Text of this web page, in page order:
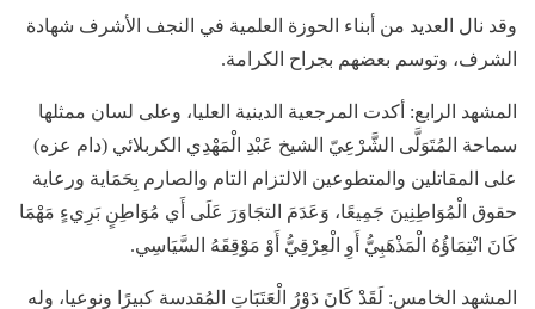
وقد نال العديد من أبناء الحوزة العلمية في النجف الأشرف شهادة
الشرف، وتوسم بعضهم بجراح الكرامة.
المشهد الرابع: أكدت المرجعية الدينية العليا، وعلى لسان ممثلها
سماحة المُتَوَلَّى الشَّرْعِيّ الشيخ عَبْدِ الْمَهْدِي الكربلائي (دام عزه)
على المقاتلين والمتطوعين الالتزام التام والصارم بِحَمَاية ورعاية
حقوق الْمُوَاطِنِينَ جَمِيعًا، وَعَدَمَ التجَاوَرَ عَلَى أَي مُوَاطِنٍ بَرِيءٍ مَهْمَا
كَانَ انْتِمَاؤُهُ الْمَذْهَبِيُّ أَوِ الْعِرْقِيُّ أَوْ مَوْقِقَهُ السَّيَاسِي.
المشهد الخامس: لَقَدْ كَانَ دَوْرُ الْعَتَبَاتِ المُقدسة كبيرًا ونوعيا، وله